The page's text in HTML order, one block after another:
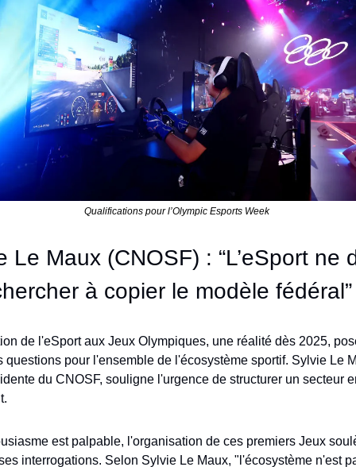
Qualifications pour l’Olympic Esports Week
Le Maux (CNOSF) : “L’eSport ne
à copier le modèle fédéral”
de l'eSport aux Jeux Olympiques, une réalité dès 2025,
questions pour l'ensemble de l'écosystème sportif. Sylvie Le
du CNOSF, souligne l'urgence de structurer un secteur
est palpable, l'organisation de ces premiers Jeux
interrogations. Selon Sylvie Le Maux, "l'écosystème n'est